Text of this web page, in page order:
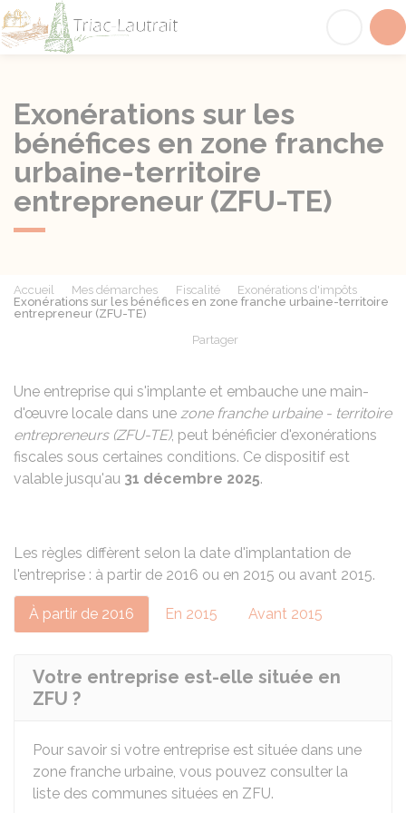
Exonérations sur les
bénéfices en zone franche
urbaine-territoire
entrepreneur (ZFU-TE)
Accueil Mes démarches Fiscalité
Exonérations d'impôts
Exonérations sur les bénéfices en zone franche urbaine-territoire
entrepreneur (ZFU-TE)
Partager
Une entreprise qui s'implante et embauche une main-
d'œuvre locale dans une zone franche urbaine - territoire
entrepreneurs (ZFU-TE), peut bénéficier d'exonérations
fiscales sous certaines conditions. Ce dispositif est
valable jusqu'au 31 décembre 2025.
Les règles diffèrent selon la date d'implantation de
l'entreprise : à partir de 2016 ou en 2015 ou avant 2015.
À partir de 2016 En 2015 Avant 2015
Votre entreprise est-elle située en
ZFU ?
Pour savoir si votre entreprise est située dans une
zone franche urbaine, vous pouvez consulter la
liste des communes situées en ZFU.